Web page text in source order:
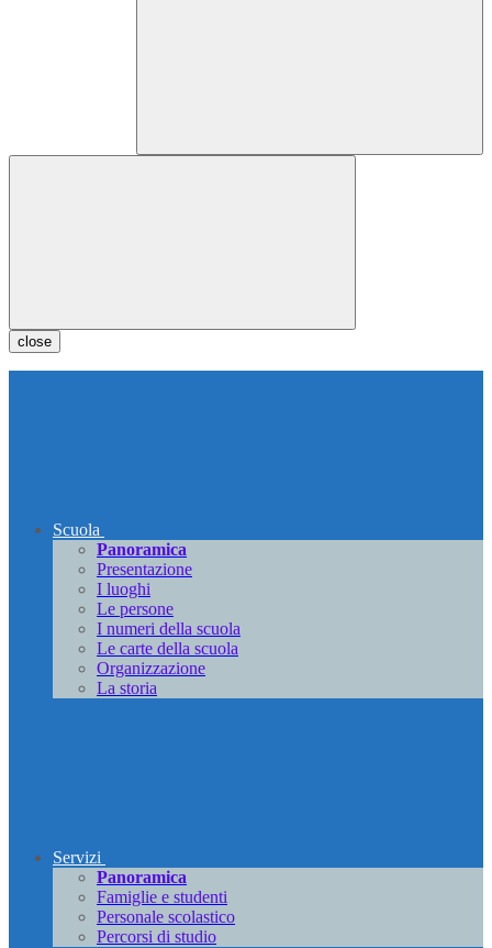
close
Scuola
Panoramica
Presentazione
I luoghi
Le persone
I numeri della scuola
Le carte della scuola
Organizzazione
La storia
Servizi
Panoramica
Famiglie e studenti
Personale scolastico
Percorsi di studio